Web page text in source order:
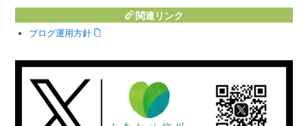
関連リンク
ブログ運用方針